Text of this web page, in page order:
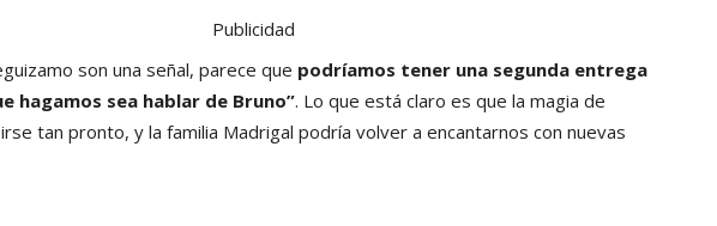
Publicidad
son una señal, parece que podríamos tener una segunda entrega
hagamos sea hablar de Bruno”. Lo que está claro es que la magia de
irse tan pronto, y la familia Madrigal podría volver a encantarnos con nuevas